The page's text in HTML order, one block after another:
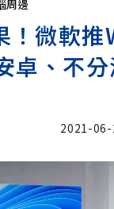
周邊
！微軟
卓、不
2021-06-